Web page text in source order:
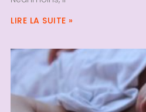
LIRE LA SUITE »